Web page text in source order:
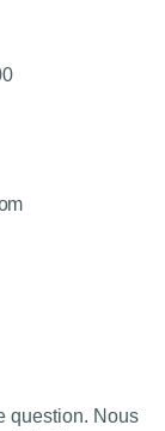
question. Nous